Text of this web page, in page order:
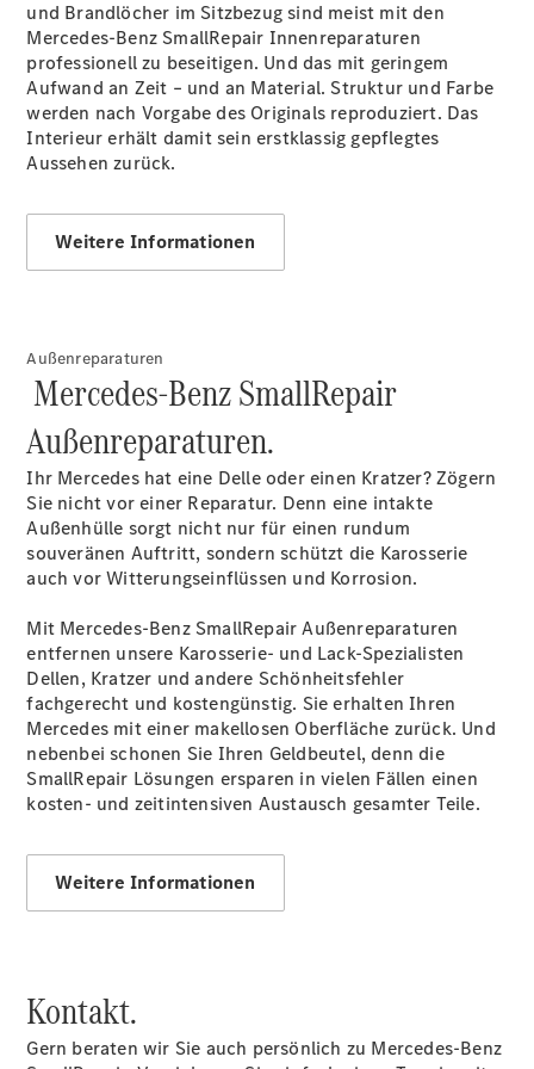
Assistance
Center
Unterstützung
Mobilitätslösungen
Übersicht
Intelligente
Fahrzeugsteuerung
Digitale
Extras
Mercedes-
und Brandlöcher im Sitzbezug sind meist mit den
Mercedes-Benz SmallRepair Innenreparaturen
professionell zu beseitigen. Und das mit geringem
Aufwand an Zeit – und an Material. Struktur und Farbe
werden nach Vorgabe des Originals reproduziert. Das
Interieur erhält damit sein erstklassig gepflegtes
Aussehen zurück.
Weitere Informationen
Außenreparaturen
Mercedes-Benz SmallRepair
Außenreparaturen.
Ihr Mercedes hat eine Delle oder einen Kratzer? Zögern
Sie nicht vor einer Reparatur. Denn eine intakte
Außenhülle sorgt nicht nur für einen rundum
souveränen Auftritt, sondern schützt die Karosserie
auch vor Witterungseinflüssen und Korrosion.
Mit Mercedes-Benz SmallRepair Außenreparaturen
entfernen unsere Karosserie- und Lack-Spezialisten
Dellen, Kratzer und andere Schönheitsfehler
fachgerecht und kostengünstig. Sie erhalten Ihren
Mercedes mit einer makellosen Oberfläche zurück. Und
nebenbei schonen Sie Ihren Geldbeutel, denn die
SmallRepair Lösungen ersparen in vielen Fällen einen
kosten- und zeitintensiven Austausch gesamter Teile.
Weitere Informationen
Kontakt.
Gern beraten wir Sie auch persönlich zu Mercedes-Benz